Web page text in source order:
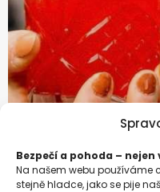
Bezpečí a pohoda – nejen
Na našem webu používáme
stejně hladce, jako se pije